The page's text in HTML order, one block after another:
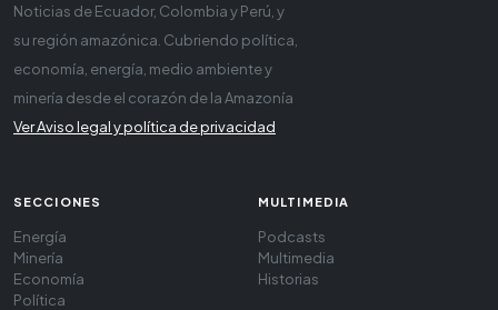
Noticias de Ecuador, Colombia y Perú, y
su región amazónica. Cubriendo política,
economía, energía, medio ambiente y
minería desde el corazón de la Amazonía
Ver Aviso legal y política de privacidad
SECCIONES
Energía
Minería
Economía
Política
MULTIMEDIA
Podcasts
Multimedia
Historias